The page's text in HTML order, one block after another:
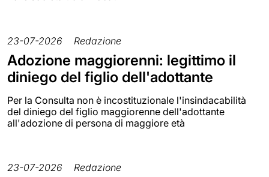
23-07-2026 Redazione
Adozione maggiorenni: legittimo il
diniego del figlio dell'adottante
Per la Consulta non è incostituzionale l'insindacabilità
del diniego del figlio maggiorenne dell'adottante
all'adozione di persona di maggiore età
23-07-2026 Redazione